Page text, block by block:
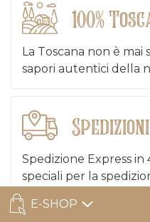
100%
La Toscana non è mai
sapori autentici della
Spedizioni
Spedizione Express
speciali per la
E-SHOP